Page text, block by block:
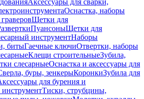
Аксессуары для сварки,
Оснастка, наборы
Щетки для
ПуансоныЩетки для
инструментНаборы
битыГаечные ключиОтвертки, наборы
Клещи строительныеЗубила,
слесарныеОснастка и аксессуары для
буры, зенкерыКоронкиЗубила для
для бурения и
Тиски, струбцины,